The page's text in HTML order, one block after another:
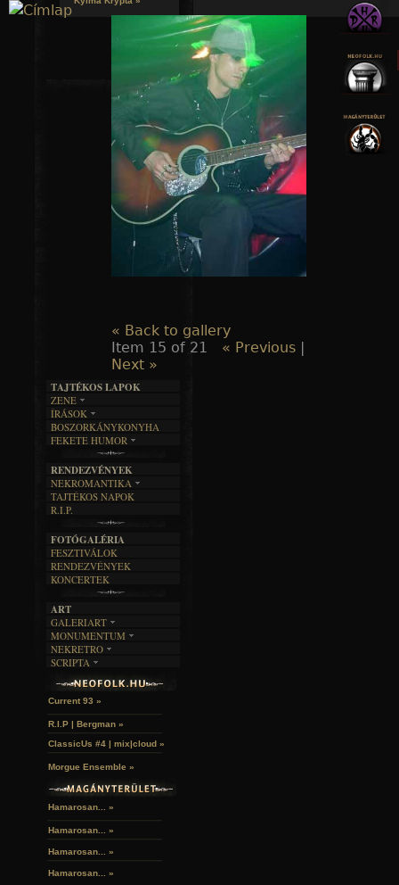
Jump to navigation
« Back to gallery
Item 15 of 21
« Previous |
Next »
TAJTÉKOS LAPOK
ZENE
EGYÜTTESEK
INTERJÚK
FORDÍTÁSOK
DALSZÖVEGEK
ÍRÁSOK
IRODALOM
FILM
ÍRÁSTÖRTÉNET
BOSZORKÁNYKONYHA
FEKETE HUMOR
SZÖVEGES
RENDEZVÉNYEK
NEKROMANTIKA
AKTUÁLIS
A MÚLT
TAJTÉKOS NAPOK
R.I.P.
FOTÓGALÉRIA
FESZTIVÁLOK
RENDEZVÉNYEK
KONCERTEK
ART
GALERIART
ARTGALERI
KÉPREGÉNYEK
LAKÁSKULTS
MONUMENTUM
TEMETŐK
TEMPLOMOK
VÁRAK
HELYEK
NEKRETRO
SZUBKULT
FEKETE LYUK
RELIKVIÁK
SCRIPTA
NOVELLÁK
VERSEK
Current 93 »
R.I.P | Bergman »
ClassicUs #4 | mix|cloud »
Morgue Ensemble »
Hamarosan... »
Hamarosan... »
Hamarosan... »
Hamarosan... »